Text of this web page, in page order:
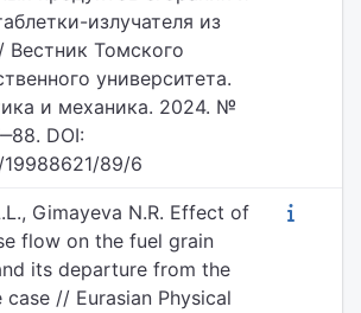
излучателя из
Вестник Томского
университета.
и механика. 2024. №
DOI:
19988621/89/6
Gimayeva N.R. Effect of
flow on the fuel grain
its departure from the
// Eurasian Physical